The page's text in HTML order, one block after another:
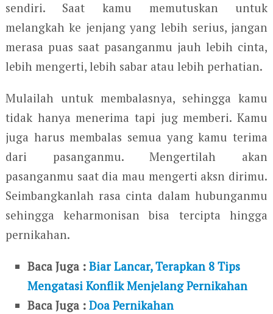
sendiri. Saat kamu memutuskan untuk
melangkah ke jenjang yang lebih serius, jangan
merasa puas saat pasanganmu jauh lebih cinta,
lebih mengerti, lebih sabar atau lebih perhatian.
Mulailah untuk membalasnya, sehingga kamu
tidak hanya menerima tapi jug memberi. Kamu
juga harus membalas semua yang kamu terima
dari pasanganmu. Mengertilah akan
pasanganmu saat dia mau mengerti aksn dirimu.
Seimbangkanlah rasa cinta dalam hubunganmu
sehingga keharmonisan bisa tercipta hingga
pernikahan.
Baca Juga :Biar Lancar, Terapkan 8 Tips
Mengatasi Konflik Menjelang Pernikahan
Baca Juga :Doa Pernikahan